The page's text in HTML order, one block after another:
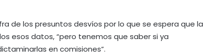
de los presuntos desvíos por lo que se espera que la
esos datos, “pero tenemos que saber si ya
en comisiones”.